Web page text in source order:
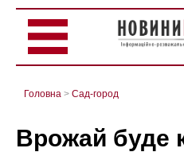
Головна > Сад-город
Врожай буде